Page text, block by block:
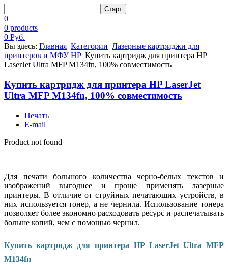
0
0 products
0 Руб.
Вы здесь: Главная Категории Лазерные картриджи для
принтеров и МФУ HP Купить картридж для принтера HP
LaserJet Ultra MFP M134fn, 100% совместимость
Купить картридж для принтера HP LaserJet
Ultra MFP M134fn, 100% совместимость
Печать
E-mail
Product not found
Для печати большого количества черно-белых текстов и
изображений выгоднее и проще применять лазерные
принтеры. В отличие от струйных печатающих устройств, в
них используется тонер, а не чернила. Использование тонера
позволяет более экономно расходовать ресурс и распечатывать
больше копий, чем с помощью чернил.
Купить картридж для принтера HP LaserJet Ultra MFP
M134fn